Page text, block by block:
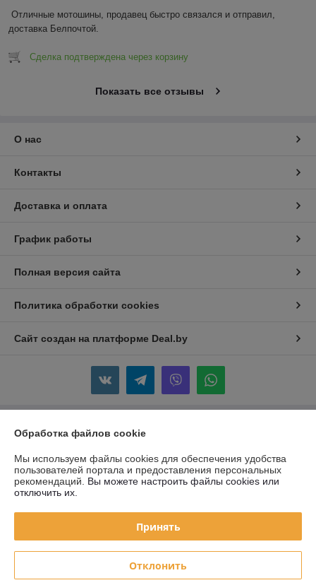
Отличные мотошины, продавец быстро связался и отправил,
доставка Белпочтой.
Сделка подтверждена через корзину
Показать все отзывы
О нас
Контакты
Доставка и оплата
График работы
Полная версия сайта
Политика обработки cookies
Сайт создан на платформе Deal.by
Информация для покупателя
Юридическое лицо: Частное Предприятие "ЖАКОМ"
220088 г. Минск, ул. Смоленская 10A, пом.2
Регистрационный номер ЕГР: 690755458
Регистрационный орган: Слуцкий райисполком
Дата регистрации компании: 05.10.2009
Местонахождение книги жалоб и предложений: ул. Суворова 18
Обработка файлов cookie
Мы используем файлы cookies для обеспечения удобства
пользователей портала и предоставления персональных
рекомендаций. Вы можете настроить файлы cookies или
отключить их.
Принять
Отклонить